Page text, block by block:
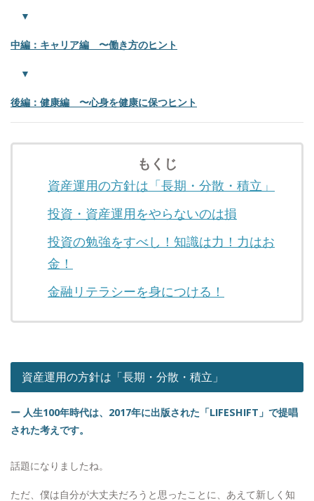
▼
中編：キャリア編 〜働き方のヒント
▼
後編：健康編 〜心身を健康に保つヒント
もくじ
資産運用の方針は「長期・分散・積立」
投資・資産運用をやらないのは損
投資の勉強をすべし！知識は力！力はお
金！
金融リテラシーを身につける！
資産運用の方針は「長期・分散・積立」
ー 人生100年時代は、2017年に出版された「LIFESHIFT」で提唱
された考えです。
話題になりましたね。
ただ、僕は自分が大丈夫だろうと思ったことに、あえて新しく知